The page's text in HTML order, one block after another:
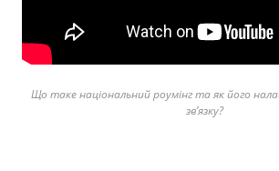
Документи
Що таке національний роумінг та як його
зв’язку?